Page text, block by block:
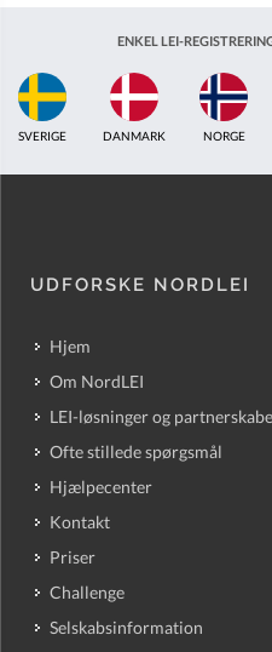
ENKEL LEI-
ISLAND HOLLAND
UDFORSKE NORDLEI
Hjem
Om NordLEI
LEI-løsninger og
Ofte stillede spørgsmål
Hjælpecenter
Kontakt
Priser
Challenge
Selskabsinformation